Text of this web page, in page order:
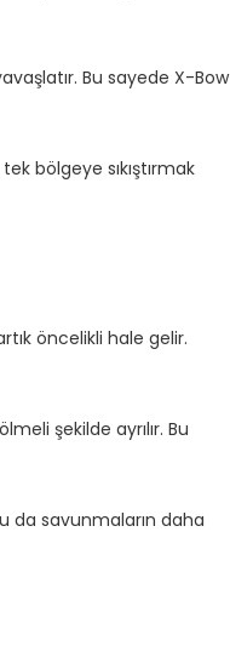
Bu sayede X-Bow
bölgeye sıkıştırmak
öncelikli hale gelir.
şekilde ayrılır. Bu
da savunmaların daha